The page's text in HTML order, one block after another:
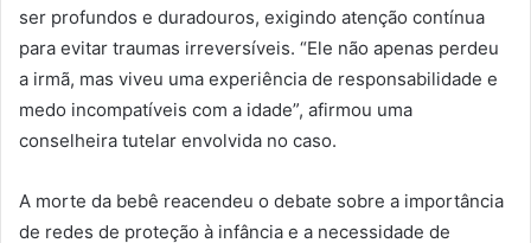
ser profundos e duradouros, exigindo atenção contínua
para evitar traumas irreversíveis. “Ele não apenas perdeu
a irmã, mas viveu uma experiência de responsabilidade e
medo incompatíveis com a idade”, afirmou uma
conselheira tutelar envolvida no caso.
A morte da bebê reacendeu o debate sobre a importância
de redes de proteção à infância e a necessidade de